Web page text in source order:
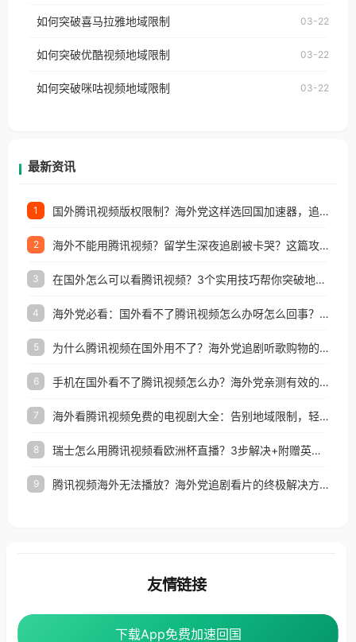
台湾、美国、加拿大、澳大利亚、欧洲等国家和地区
权限制所困扰。
国、加拿大、澳大利亚、欧洲等国家和地区时，网易
制问题，且仅能在中国大陆地区播放。 遇到这个问题
户收听网易云音乐地区版权限制」的问题，无论人在
如何突破喜马拉雅地域限制 03-22
如何突破优酷视频地域限制 03-22
如何突破咪咕视频地域限制 03-22
最新资讯
1 国外腾讯视频版权限制？海外党这样选回国加速器，追剧听歌办事全搞定
2 海外不能用腾讯视频？留学生深夜追剧被卡哭？这篇攻略帮你一键回国看剧听歌
3 在国外怎么可以看腾讯视频？3个实用技巧帮你突破地域限制（附避坑指南）
4 海外党必看：国外看不了腾讯视频怎么办呀怎么回事？3步解决地区限制
5 为什么腾讯视频在国外用不了？海外党追剧听歌购物的终极解决方案
6 手机在国外看不了腾讯视频怎么办？海外党亲测有效的追剧自由指南
7 海外看腾讯视频免费的电视剧大全：告别地域限制，轻松追剧的实用指南
8 瑞士怎么用腾讯视频看欧洲杯直播？3步解决+附赠英国多米音乐爱奇艺省钱攻略
9 腾讯视频海外无法播放？海外党追剧看片的终极解决方案来了
下载App免费加速回国
下载App免费加速回国
友情链接